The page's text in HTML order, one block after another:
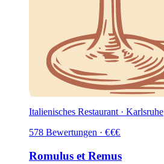
Italienisches Restaurant · Karlsruhe
578 Bewertungen · €€€
Romulus et Remus